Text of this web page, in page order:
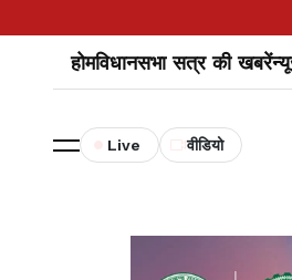
होमविधानसभा सत्र की खबरें
Live वीडियो